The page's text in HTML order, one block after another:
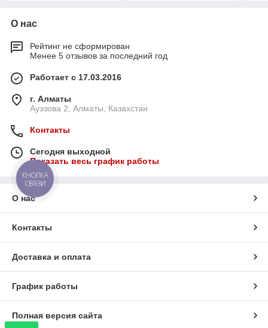
О нас
Рейтинг не сформирован
Менее 5 отзывов за последний год
Работает с 17.03.2016
г. Алматы
Ауэзова 2, Алматы, Казахстан
Контакты
Сегодня выходной
Показать весь график работы
О нас
Контакты
Доставка и оплата
График работы
Полная версия сайта
КНОПКА
СВЯЗИ